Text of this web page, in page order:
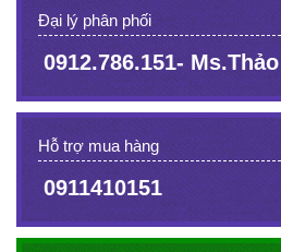
Đại lý phân phối
0912.786.151- Ms.Thảo
Hỗ trợ mua hàng
0911410151